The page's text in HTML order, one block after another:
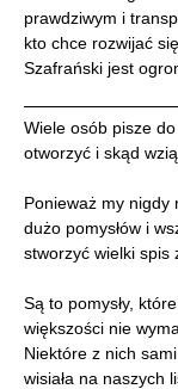
prawdziwym i
kto chce rozwijać
Szafrański jest
Wiele osób pisze
otworzyć i skąd
Ponieważ my nigdy
dużo pomysłów i
stworzyć wielki spis
Są to pomysły,
większości nie
Niektóre z nich
wisiała na naszych